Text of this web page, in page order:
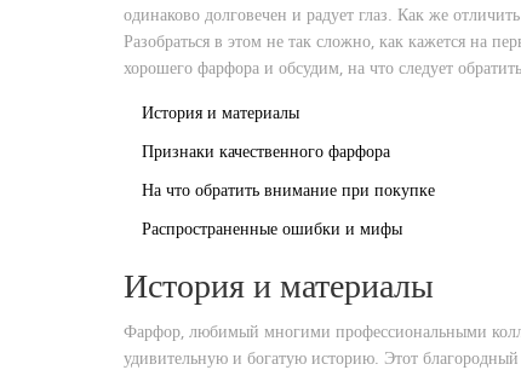
одинаково долговечен и радует глаз. Как же
Разобраться в этом не так сложно, как кажется на
хорошего фарфора и обсудим, на что следует
История и материалы
Признаки качественного фарфора
На что обратить внимание при покупке
Распространенные ошибки и мифы
История и материалы
Фарфор, любимый многими профессиональными
удивительную и богатую историю. Этот